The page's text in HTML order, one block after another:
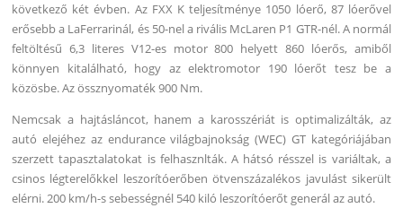
következő két évben. Az FXX K teljesítménye 1050 lóerő, 87 lóerővel
erősebb a LaFerrarinál, és 50-nel a rivális McLaren P1 GTR-nél. A normál
feltöltésű 6,3 literes V12-es motor 800 helyett 860 lóerős, amiből
könnyen kitalálható, hogy az elektromotor 190 lóerőt tesz be a
közösbe. Az össznyomaték 900 Nm.
Nemcsak a hajtásláncot, hanem a karosszériát is optimalizálták, az
autó elejéhez az endurance világbajnokság (WEC) GT kategóriájában
szerzett tapasztalatokat is felhasznlták. A hátsó résszel is variáltak, a
csinos légterelőkkel leszorítóerőben ötvenszázalékos javulást sikerült
elérni. 200 km/h-s sebességnél 540 kiló leszorítóerőt generál az autó.